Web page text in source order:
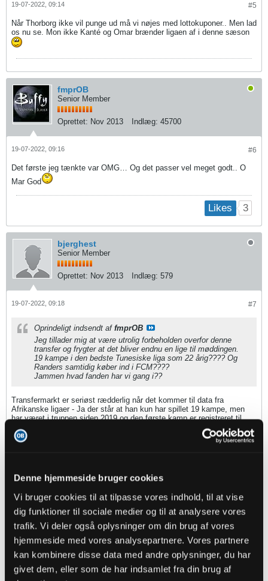
Denne hjemmeside bruger cookies
Vi bruger cookies til at tilpasse vores indhold, til at vise
dig funktioner til sociale medier og til at analysere vores
trafik. Vi deler også oplysninger om din brug af vores
hjemmeside med vores analysepartnere. Vores partnere
kan kombinere disse data med andre oplysninger, du har
givet dem, eller som de har indsamlet fra din brug af
#5
19-07-2022, 09:14
Når Thorborg ikke vil punge ud må vi nøjes med lottokuponer.. Men lad
os nu se. Mon ikke Kanté og Omar brænder ligaen af i denne sæson
fmprOB
Senior Member
Oprettet: Nov 2013 Indlæg: 45700
#6
19-07-2022, 09:16
Det første jeg tænkte var OMG… Og det passer vel meget godt.. O
Mar God
Likes 3
bjerghest
Senior Member
Oprettet: Nov 2013 Indlæg: 579
#7
19-07-2022, 09:18
Oprindeligt indsendt af fmprOB
Jeg tillader mig at være utrolig forbeholden overfor denne
transfer og frygter at det bliver endnu en lige til møddingen.
19 kampe i den bedste Tunesiske liga som 22 årig???? Og
Randers samtidig køber ind i FCM????
Jammen hvad fanden har vi gang i??
Transfermarkt er seriøst rædderlig når det kommer til data fra
Afrikanske ligaer - Ja der står at han kun har spillet 19 kampe, men
har været i truppen siden 2019 og den første kamp er registreret til
midtvejs i 2021. ES Zarzis spillede i Ligue 2 i 2020/21 og 2019/2020
hvor de har spillet mindst 40 ligakampe iflg. Wiki - Jeg har svært ved
at tro på at Omar ikke har været en del af nogen af 40 kampe.
Senior Member
Oprettet: Nov 2013 2891
Oprindeligt indsendt af fmprOB